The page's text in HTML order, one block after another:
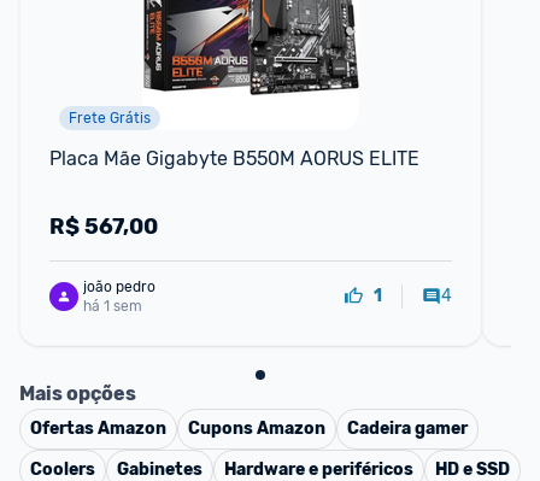
Frete Grátis
Placa Mãe Gigabyte B550M AORUS ELITE
R$567,00
joão pedro
há 1 sem
1 4
Mais opções
OfertasAmazon CuponsAmazon
Cadeira gamer
Coolers
Gabinetes Hardware e periféricos
HD e SSD